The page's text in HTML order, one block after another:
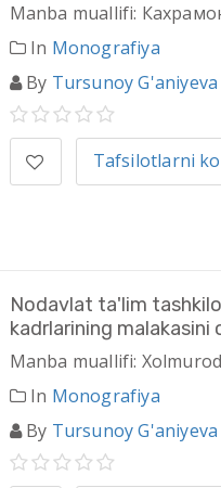
Manba muallifi:
In Monografiya
By Tursunoy G'aniyeva
Tafsilotlarni
Nodavlat ta'lim
kadrlarining
Manba muallifi:
In Monografiya
By Tursunoy G'aniyeva